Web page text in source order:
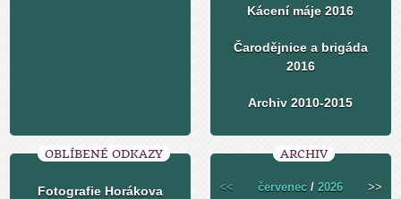
Kácení máje 2016
Čarodějnice a brigáda
2016
Archiv 2010-2015
OBLÍBENÉ ODKAZY
Fotografie Horákova
ARCHIV
<< červenec /2026 >>